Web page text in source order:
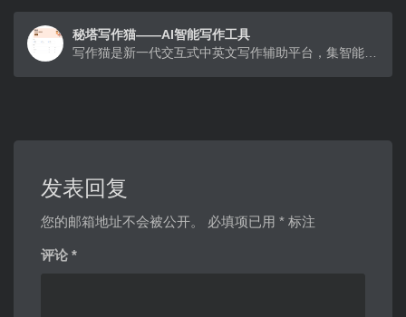
秘塔写作猫——AI智能写作工具
发表回复
您的邮箱地址不会被公开。 必填项已用 * 标注
评论 *